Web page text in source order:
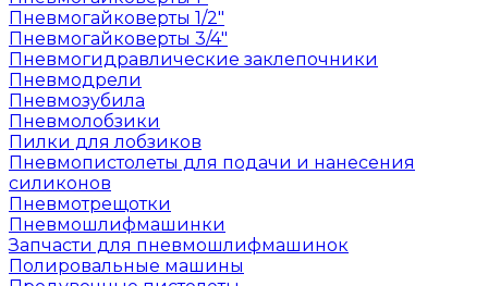
Пневмогайковерты 1/2"
Пневмогайковерты 3/4"
Пневмогидравлические заклепочники
Пневмодрели
Пневмозубила
Пневмолобзики
Пилки для лобзиков
Пневмопистолеты для подачи и нанесения
силиконов
Пневмотрещотки
Пневмошлифмашинки
Запчасти для пневмошлифмашинок
Полировальные машины